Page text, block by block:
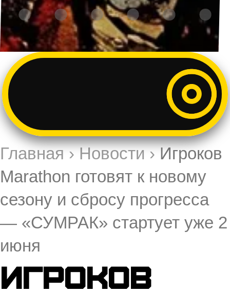
Главная›Новости›Игроков
Marathon готовят к новому
сезону и сбросу прогресса
— «СУМРАК» стартует уже 2
июня
Игроков